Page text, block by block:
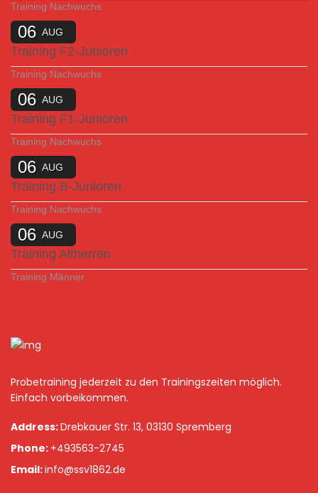
Training Nachwuchs
06 AUG
Training F2-Junioren
Training Nachwuchs
06 AUG
Training F1-Junioren
Training Nachwuchs
06 AUG
Training B-Junioren
Training Nachwuchs
06 AUG
Training Altherren
Training Männer
Probetraining jederzeit zu den Trainingszeiten möglich.
Einfach vorbeikommen.
Address:Drebkauer Str. 13, 03130 Spremberg
Phone: +493563-2745
Email:info@ssv1862.de